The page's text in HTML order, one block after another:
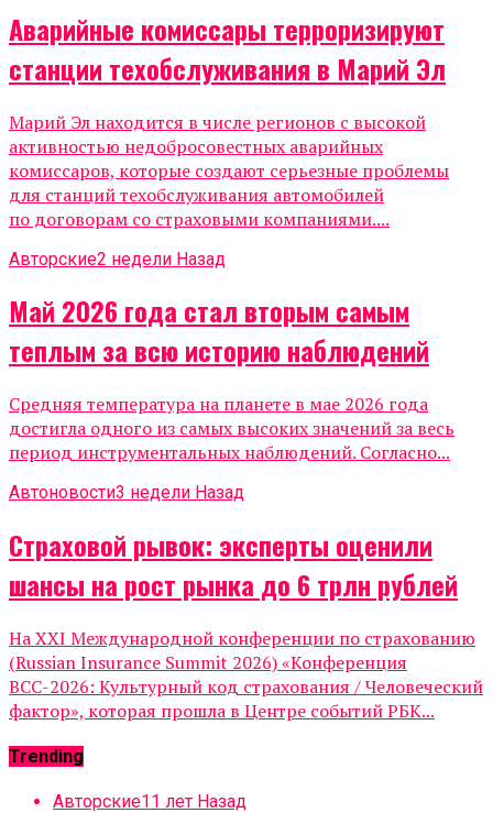
Аварийные комиссары терроризируют
станции техобслуживания в Марий Эл
Марий Эл находится в числе регионов с высокой
активностью недобросовестных аварийных
комиссаров, которые создают серьезные проблемы
для станций техобслуживания автомобилей
по договорам со страховыми компаниями....
Авторские2 недели Назад
Май 2026 года стал вторым самым
теплым за всю историю наблюдений
Средняя температура на планете в мае 2026 года
достигла одного из самых высоких значений за весь
период инструментальных наблюдений. Согласно...
Автоновости3 недели Назад
Страховой рывок: эксперты оценили
шансы на рост рынка до 6 трлн рублей
На XXI Международной конференции по страхованию
(Russian Insurance Summit 2026) «Конференция
ВСС-2026: Культурный код страхования / Человеческий
фактор», которая прошла в Центре событий РБК...
Trending
Авторские11 лет Назад